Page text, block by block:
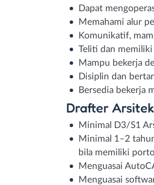
Dapat
Memahami alur
Komunikatif,
Teliti dan memiliki
Mampu bekerja
Disiplin dan
Bersedia bekerja
Drafter
Minimal D3/S1
Minimal 1–2
bila memiliki
Menguasai
Menguasai